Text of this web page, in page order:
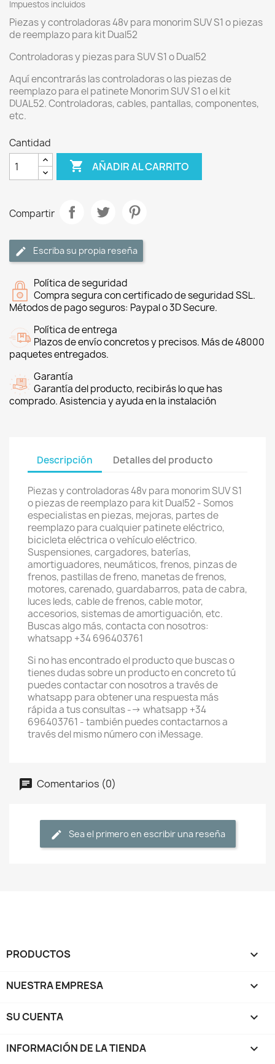
Impuestos incluidos
Piezas y controladoras 48v para monorim SUV S1 o piezas
de reemplazo para kit Dual52
Controladoras y piezas para SUV S1 o Dual52
Aquí encontrarás las controladoras o las piezas de
reemplazo para el patinete Monorim SUV S1 o el kit
DUAL52. Controladoras, cables, pantallas, componentes,
etc.
Cantidad
 AÑADIR AL CARRITO
Compartir
Escriba su propia reseña
Política de seguridad
Compra segura con certificado de seguridad SSL.
Métodos de pago seguros: Paypal o 3D Secure.
Política de entrega
Plazos de envío concretos y precisos. Más de 48000
paquetes entregados.
Garantía
Garantía del producto, recibirás lo que has
comprado. Asistencia y ayuda en la instalación
Descripción Detalles del producto
Piezas y controladoras 48v para monorim SUV S1
o piezas de reemplazo para kit Dual52 - Somos
especialistas en piezas, mejoras, partes de
reemplazo para cualquier patinete eléctrico,
bicicleta eléctrica o vehículo eléctrico.
Suspensiones, cargadores, baterías,
amortiguadores, neumáticos, frenos, pinzas de
frenos, pastillas de freno, manetas de frenos,
motores, carenado, guardabarros, pata de cabra,
luces leds, cable de frenos, cable motor,
accesorios, sistemas de amortiguación, etc.
Buscas algo más, contacta con nosotros:
whatsapp +34 696403761
Si no has encontrado el producto que buscas o
tienes dudas sobre un producto en concreto tú
puedes contactar con nosotros a través de
whatsapp para obtener una respuesta más
rápida a tus consultas --> whatsapp +34
696403761 - también puedes contactarnos a
través del mismo número con iMessage.
Comentarios (0)
Sea el primero en escribir una reseña
PRODUCTOS 
NUESTRA EMPRESA 
SU CUENTA 
INFORMACIÓN DE LA TIENDA keyboard_arrow_down